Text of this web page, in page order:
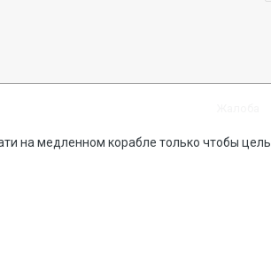
на медленном корабле только чтобы цель